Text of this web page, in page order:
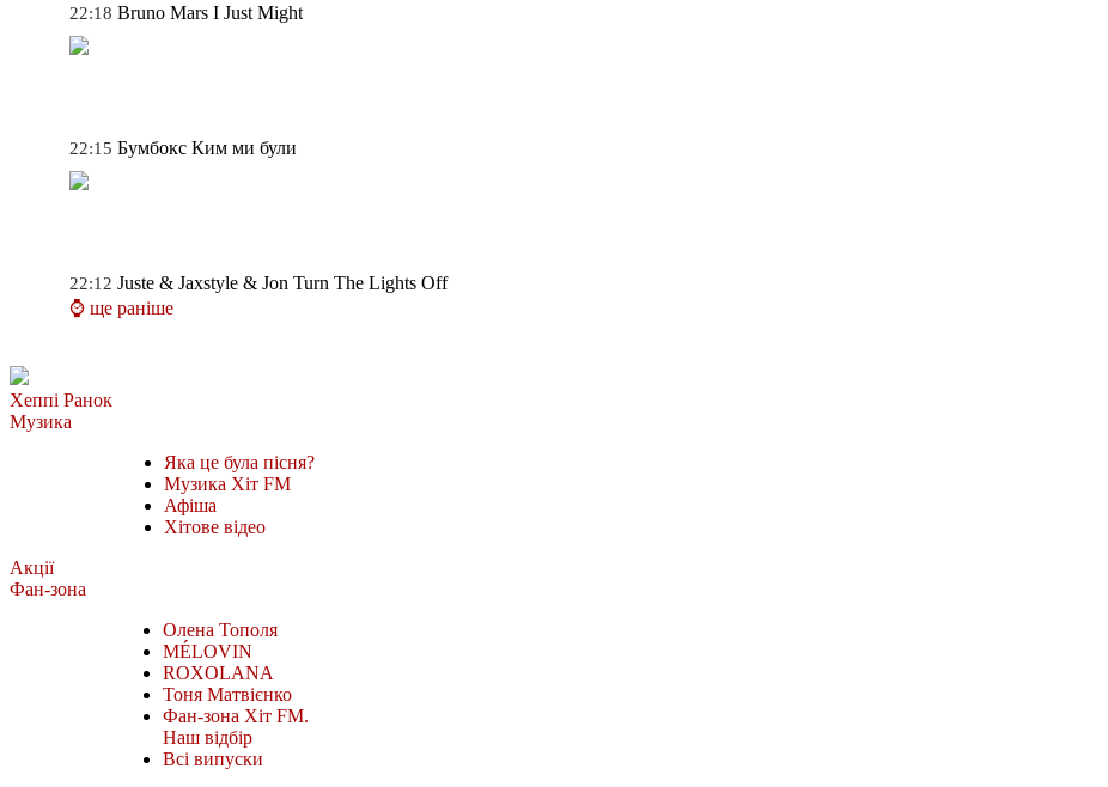
22:18 Bruno Mars I Just Might
22:15 Бумбокс Ким ми були
22:12 Juste & Jaxstyle & Jon Turn The Lights Off
⌚ ще раніше
Хеппі Ранок
Музика
Яка це була пісня?
Музика Хіт FM
Афіша
Хітове відео
Акції
Фан-зона
Олена Тополя
MÉLOVIN
ROXOLANA
Тоня Матвієнко
Фан-зона Хіт FM.
Наш відбір
Всі випуски